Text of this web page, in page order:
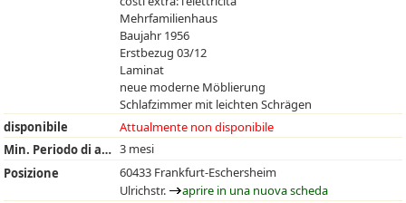
Mehrfamilienhaus
Baujahr 1956
Erstbezug 03/12
Laminat
neue moderne Möblierung
Schlafzimmer mit leichten Schrägen
disponibile
Attualmente non disponibile
Min. Periodo di affitto 3 mesi
Posizione
60433 Frankfurt-Eschersheim
Ulrichstr.
aprire in una nuova scheda